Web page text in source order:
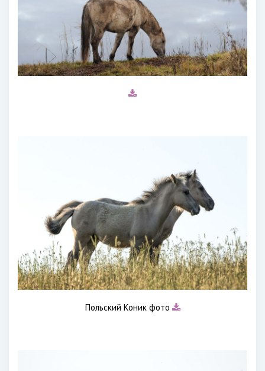
Польский Коник фото